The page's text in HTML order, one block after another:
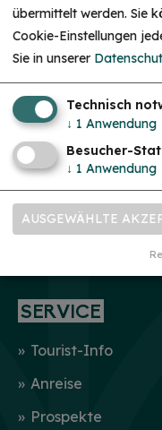
KUR &
Altmühltherme
Altmühlvital
Kurort
GASTGEBER
Unterkunft suchen
SERVICE
Tourist-Info
Anreise
Prospekte
übermittelt werden. Sie
Cookie-Einstellungen
Sie in unserer
Technisch
↓ 1 Anwendung
Besucher-
↓ 1 Anwendung
AUSGEWÄHLTE